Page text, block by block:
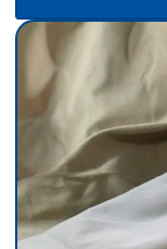
Indústria de papel de
Pacote de papel de
Papel aveludado
Papel camurça
Papel camurça
Papel camurça